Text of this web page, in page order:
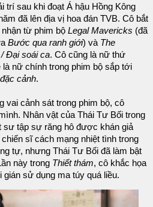
trí sau khi đoạt Á hậu Hồng Kông
đã lên địa vị hoa đán TVB. Cô bắt
từ phim bộ Legal Mavericks (đã
Bước qua ranh giới) và The
/ Đại soái ca. Cô cũng là nữ thứ
là nữ chính trong phim bộ sắp tới
cảnh.
vai cảnh sát trong phim bộ, cô
Nhân vật của Thái Tư Bối trong
sư tập sự răng hô được khán giả
sĩ cách mạng nhiệt tình trong
tự, nhưng Thái Tư Bối đã làm bật
này trong Thiết thám, cô khắc họa
sử dụng ma túy quá liều.